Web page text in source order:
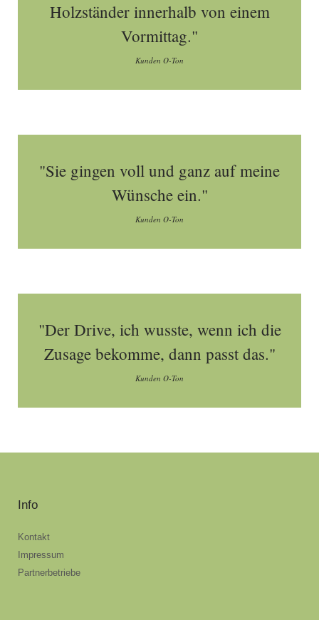
Holzständer innerhalb von einem
Vormittag."
Kunden O-Ton
"Sie gingen voll und ganz auf meine
Wünsche ein."
Kunden O-Ton
"Der Drive, ich wusste, wenn ich die
Zusage bekomme, dann passt das."
Kunden O-Ton
Info
Kontakt
Impressum
Partnerbetriebe